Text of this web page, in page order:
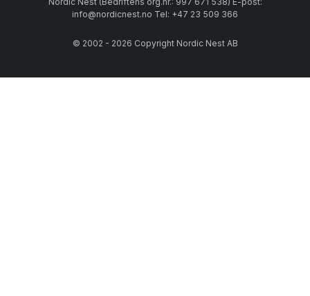
info@nordicnest.no Tel: +47 23 509 366
© 2002 - 2026 Copyright Nordic Nest AB